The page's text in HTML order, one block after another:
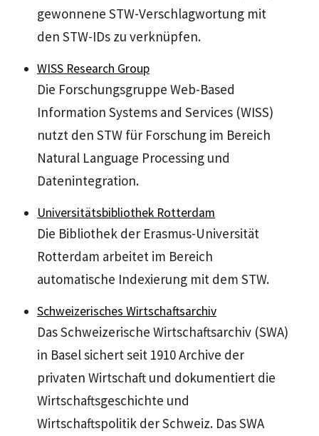
gewonnene STW-Verschlagwortung mit
den STW-IDs zu verknüpfen.
WISS Research Group
Die Forschungsgruppe Web-Based
Information Systems and Services (WISS)
nutzt den STW für Forschung im Bereich
Natural Language Processing und
Datenintegration.
Universitätsbibliothek Rotterdam
Die Bibliothek der Erasmus-Universität
Rotterdam arbeitet im Bereich
automatische Indexierung mit dem STW.
Schweizerisches Wirtschaftsarchiv
Das Schweizerische Wirtschaftsarchiv (SWA)
in Basel sichert seit 1910 Archive der
privaten Wirtschaft und dokumentiert die
Wirtschaftsgeschichte und
Wirtschaftspolitik der Schweiz. Das SWA